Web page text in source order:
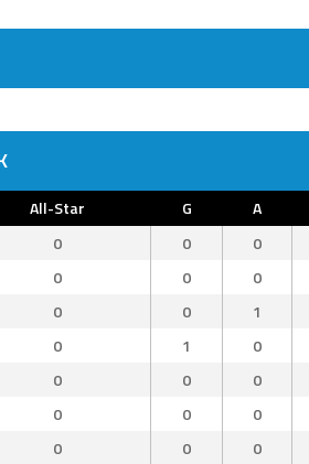
All-Star G A
0 0 0
0 0 0
0 0 1
0 1 0
0 0 0
0 0 0
0 0 0